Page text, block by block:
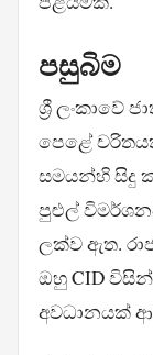
පසුබිම
ශ්‍රී ලංකාවේ
පෙළේ
සමයන්හි සිදු
පුළුල්
ලක්ව ඇත.
ඔහු CID
අවධානයක්